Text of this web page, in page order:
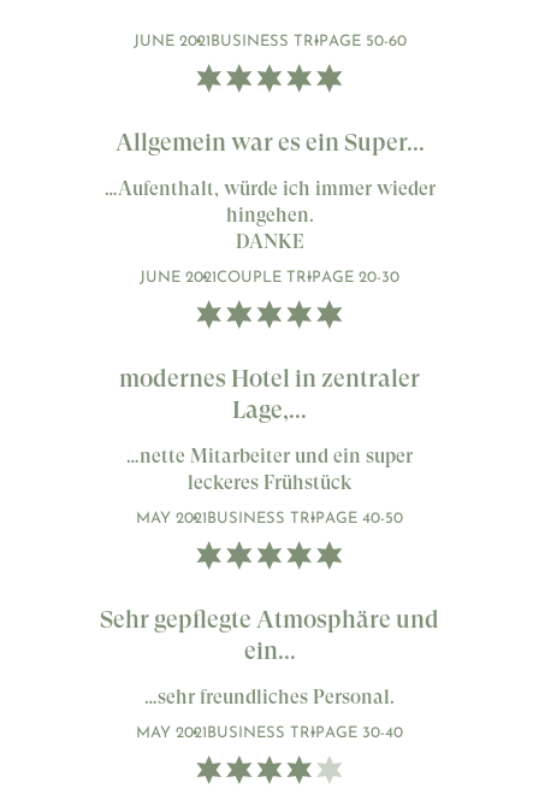
JUNE 2021BUSINESS TRIPAGE 50-60
Allgemein war es ein Super...
…Aufenthalt, würde ich immer wieder
hingehen.
DANKE
JUNE 2021COUPLE TRIPAGE 20-30
modernes Hotel in zentraler
Lage,...
…nette Mitarbeiter und ein super
leckeres Frühstück
MAY 2021BUSINESS TRIPAGE 40-50
Sehr gepflegte Atmosphäre und
ein...
…sehr freundliches Personal.
MAY 2021BUSINESS TRIPAGE 30-40